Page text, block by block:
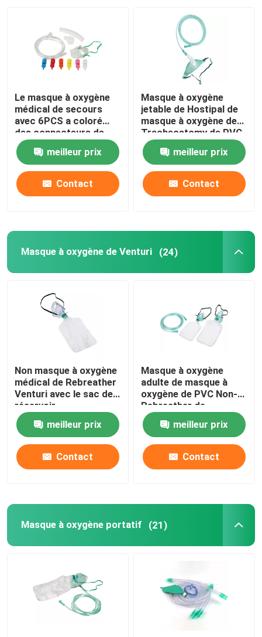
À propos de nous
Visite de l'usine
Contrôle de la qualité
Nous contacter
Nouvelles
Masque à oxygène de Venturi
Masque à oxygène portatif
Cathéter d'anesthésie
Seringue stérile jetable
Ensemble de transfusion d'infusion
Cathéter enduit de silicone
Emballage stérile médical
Le masque à oxygène
médical de secours
avec 6PCS a coloré
des connecteurs de
Venturi
meilleur prix
Contact
Masque à oxygène
jetable de Hostipal de
masque à oxygène de
Tracheostomy de PVC
de catégorie médicale
meilleur prix
Contact
Masque à oxygène de Venturi (24)
Non masque à oxygène
médical de Rebreather
Venturi avec le sac de
réservoir
meilleur prix
Contact
Masque à oxygène
adulte de masque à
oxygène de PVC Non-
Rebreather de
catégorie médicale
meilleur prix
Contact
Masque à oxygène portatif (21)